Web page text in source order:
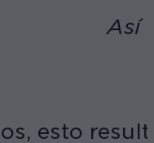
Así
esto